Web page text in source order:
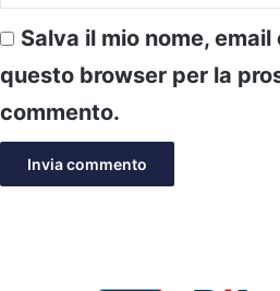
Salva il mio nome,
questo browser per la
commento.